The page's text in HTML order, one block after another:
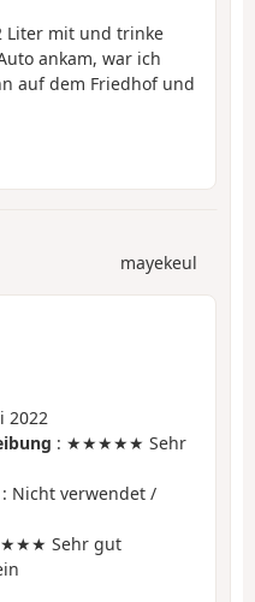
Liter mit und trinke
ankam, war ich
auf dem Friedhof und
mayekeul
2022
: ★★★★★ Sehr
: Nicht verwendet /
Sehr gut